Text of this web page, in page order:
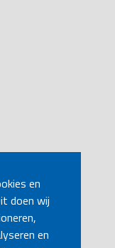
en
doen wij
en